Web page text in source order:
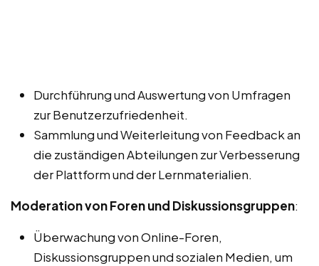
Durchführung und Auswertung von Umfragen
zur Benutzerzufriedenheit.
Sammlung und Weiterleitung von Feedback an
die zuständigen Abteilungen zur Verbesserung
der Plattform und der Lernmaterialien.
Moderation von Foren und Diskussionsgruppen:
Überwachung von Online-Foren,
Diskussionsgruppen und sozialen Medien, um